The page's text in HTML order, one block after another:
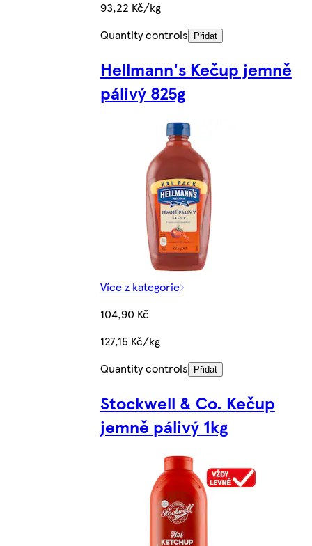
93,22 Kč/kg
Quantity controls
Přidat
Hellmann's Kečup jemně
pálivý 825g
Více z kategorie
104,90 Kč
127,15 Kč/kg
Quantity controls
Přidat
Stockwell & Co. Kečup
jemně pálivý 1kg